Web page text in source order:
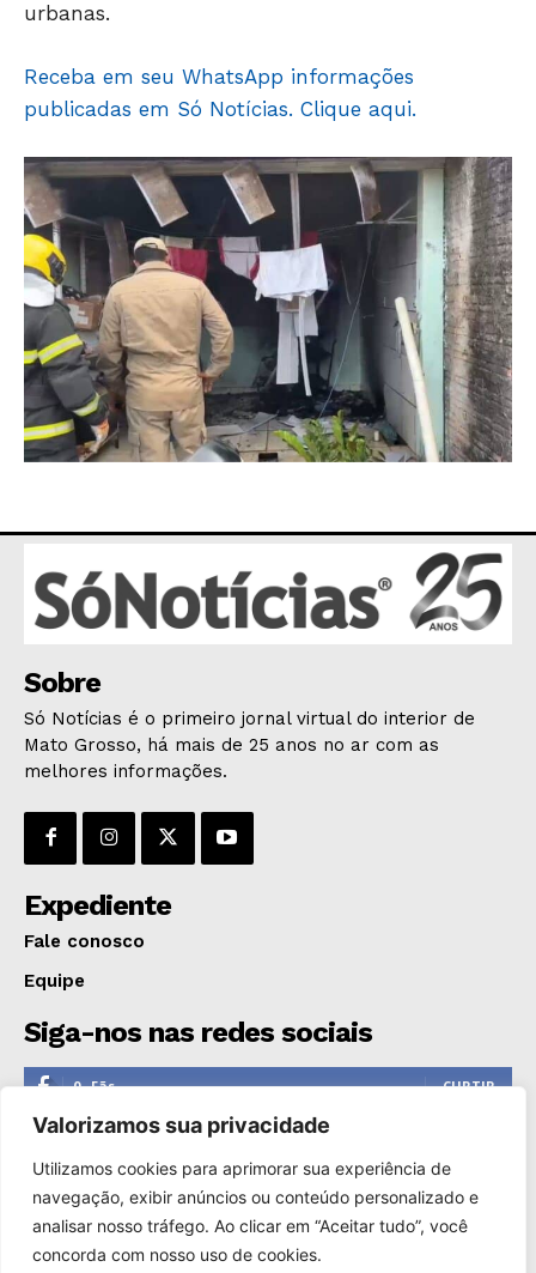
POLÍTICA
POLÍCIA
ECONOMIA
OPINIÃO
GERAL
EDUCAÇÃO
SAÚDE
AGRONOTÍCIAS
ÚLTIMAS NOTÍCIAS
Valorizamos sua privacidade
Utilizamos cookies para aprimorar sua experiência de
navegação, exibir anúncios ou conteúdo personalizado e
analisar nosso tráfego. Ao clicar em “Aceitar tudo”, você
concorda com nosso uso de cookies.
urbanas.
Receba em seu WhatsApp informações
publicadas em Só Notícias. Clique aqui.
Sobre
Só Notícias é o primeiro jornal virtual do interior de
Mato Grosso, há mais de 25 anos no ar com as
melhores informações.
Expediente
Fale conosco
Equipe
Siga-nos nas redes sociais
0 Fãs CURTIR
0 Seguidores
1,110 Seguidores SEGUIR
0 Inscritos INSCREVER